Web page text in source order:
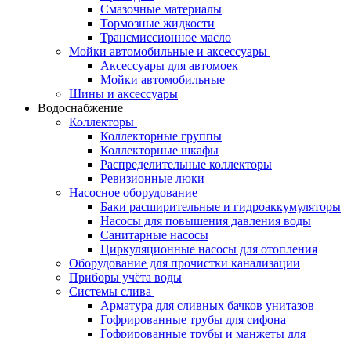
Смазочные материалы
Тормозные жидкости
Трансмиссионное масло
Мойки автомобильные и аксессуары
Аксессуары для автомоек
Мойки автомобильные
Шины и аксессуары
Водоснабжение
Коллекторы
Коллекторные группы
Коллекторные шкафы
Распределительные коллекторы
Ревизионные люки
Насосное оборудование
Баки расширительные и гидроаккумуляторы
Насосы для повышения давления воды
Санитарные насосы
Циркуляционные насосы для отопления
Оборудование для прочистки канализации
Приборы учёта воды
Системы слива
Арматура для сливных бачков унитазов
Гофрированные трубы для сифона
Гофрированные трубы и манжеты для